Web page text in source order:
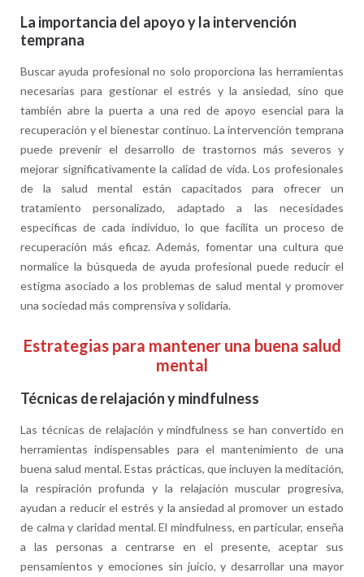
La importancia del apoyo y la intervención
temprana
Buscar ayuda profesional no solo proporciona las herramientas
necesarias para gestionar el estrés y la ansiedad, sino que
también abre la puerta a una red de apoyo esencial para la
recuperación y el bienestar continuo. La intervención temprana
puede prevenir el desarrollo de trastornos más severos y
mejorar significativamente la calidad de vida. Los profesionales
de la salud mental están capacitados para ofrecer un
tratamiento personalizado, adaptado a las necesidades
específicas de cada individuo, lo que facilita un proceso de
recuperación más eficaz. Además, fomentar una cultura que
normalice la búsqueda de ayuda profesional puede reducir el
estigma asociado a los problemas de salud mental y promover
una sociedad más comprensiva y solidaria.
Estrategias para mantener una buena salud
mental
Técnicas de relajación y mindfulness
Las técnicas de relajación y mindfulness se han convertido en
herramientas indispensables para el mantenimiento de una
buena salud mental. Estas prácticas, que incluyen la meditación,
la respiración profunda y la relajación muscular progresiva,
ayudan a reducir el estrés y la ansiedad al promover un estado
de calma y claridad mental. El mindfulness, en particular, enseña
a las personas a centrarse en el presente, aceptar sus
pensamientos y emociones sin juicio, y desarrollar una mayor